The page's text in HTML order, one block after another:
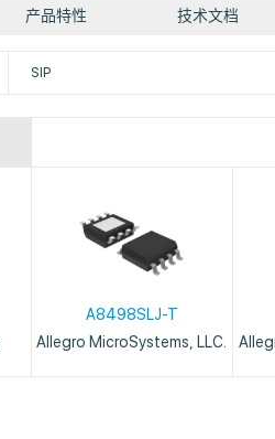
产品特性 技术文档
SIP
A8498SLJ-T
Allegro MicroSystems, LLC.